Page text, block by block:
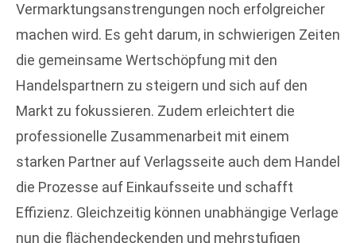
Vermarktungsanstrengungen noch erfolgreicher
machen wird. Es geht darum, in schwierigen Zeiten
die gemeinsame Wertschöpfung mit den
Handelspartnern zu steigern und sich auf den
Markt zu fokussieren. Zudem erleichtert die
professionelle Zusammenarbeit mit einem
starken Partner auf Verlagsseite auch dem Handel
die Prozesse auf Einkaufsseite und schafft
Effizienz. Gleichzeitig können unabhängige Verlage
nun die flächendeckenden und mehrstufigen